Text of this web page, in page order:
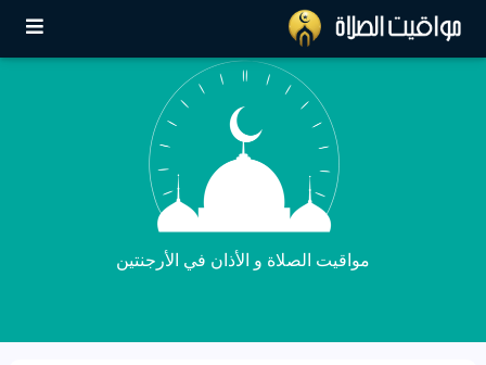
مواقيت الصلاة و الأذان في الأرجنتين